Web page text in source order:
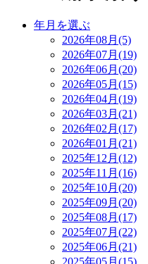
年月を選ぶ
2026年08月(5)
2026年07月(19)
2026年06月(20)
2026年05月(15)
2026年04月(19)
2026年03月(21)
2026年02月(17)
2026年01月(21)
2025年12月(12)
2025年11月(16)
2025年10月(20)
2025年09月(20)
2025年08月(17)
2025年07月(22)
2025年06月(21)
2025年05月(15)